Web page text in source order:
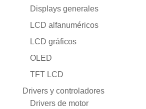
Displays generales
LCD alfanuméricos
LCD gráficos
OLED
TFT LCD
Drivers y controladores
Drivers de motor